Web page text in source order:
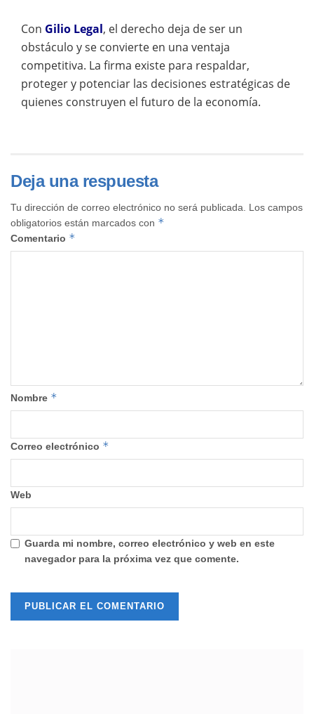
Con Gilio Legal, el derecho deja de ser un
obstáculo y se convierte en una ventaja
competitiva. La firma existe para respaldar,
proteger y potenciar las decisiones estratégicas de
quienes construyen el futuro de la economía.
Deja una respuesta
Tu dirección de correo electrónico no será publicada.
Los campos
obligatorios están marcados con *
Comentario *
Nombre *
Correo electrónico *
Web
Guarda mi nombre, correo electrónico y web en este
navegador para la próxima vez que comente.